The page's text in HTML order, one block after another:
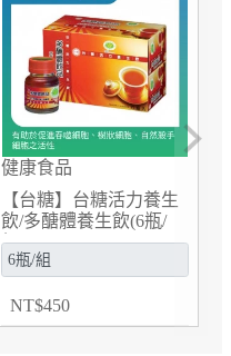
健康食品
【台糖】台糖活力養生
飲/多醣體養生飲(6瓶/
組)(846606)
NT$450
Next